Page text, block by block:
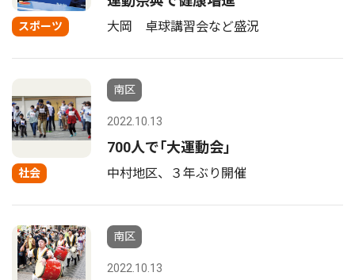
スポーツ 大岡 卓球講習会など盛況
社会
南区
2022.10.13
700人で｢大運動会｣
中村地区、３年ぶり開催
南区
2022.10.13